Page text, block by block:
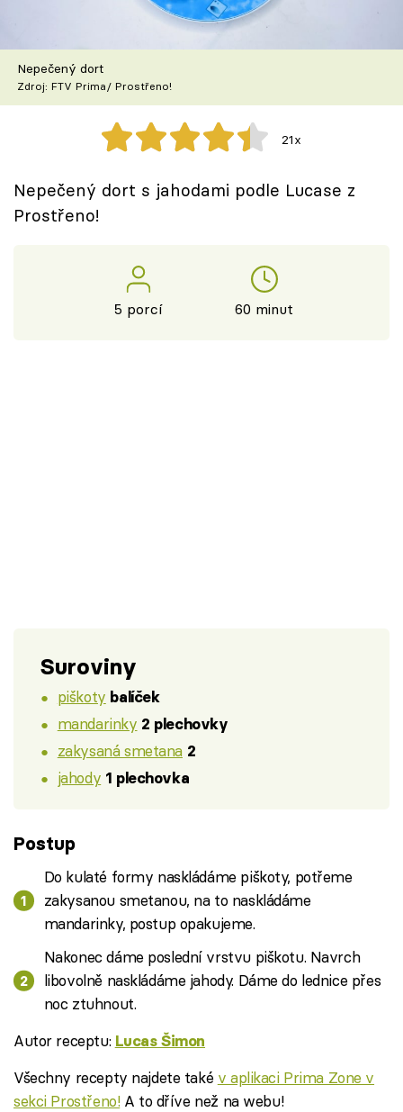
Recepty z TV
Speciál: Cuketa
Těhotnej kuchař
Sledujte prima+
Nepečený dort
Zdroj: FTV Prima/ Prostřeno!
21x
Nepečený dort s jahodami podle Lucase z
Prostřeno!
5 porcí 60 minut
Suroviny
piškoty balíček
mandarinky 2 plechovky
zakysaná smetana 2
jahody 1 plechovka
Postup
Do kulaté formy naskládáme piškoty, potřeme
zakysanou smetanou, na to naskládáme
mandarinky, postup opakujeme.
Nakonec dáme poslední vrstvu piškotu. Navrch
libovolně naskládáme jahody. Dáme do lednice přes
noc ztuhnout.
Autor receptu: Lucas Šimon
Všechny recepty najdete také v aplikaci Prima Zone v
sekci Prostřeno!A to dříve než na webu!